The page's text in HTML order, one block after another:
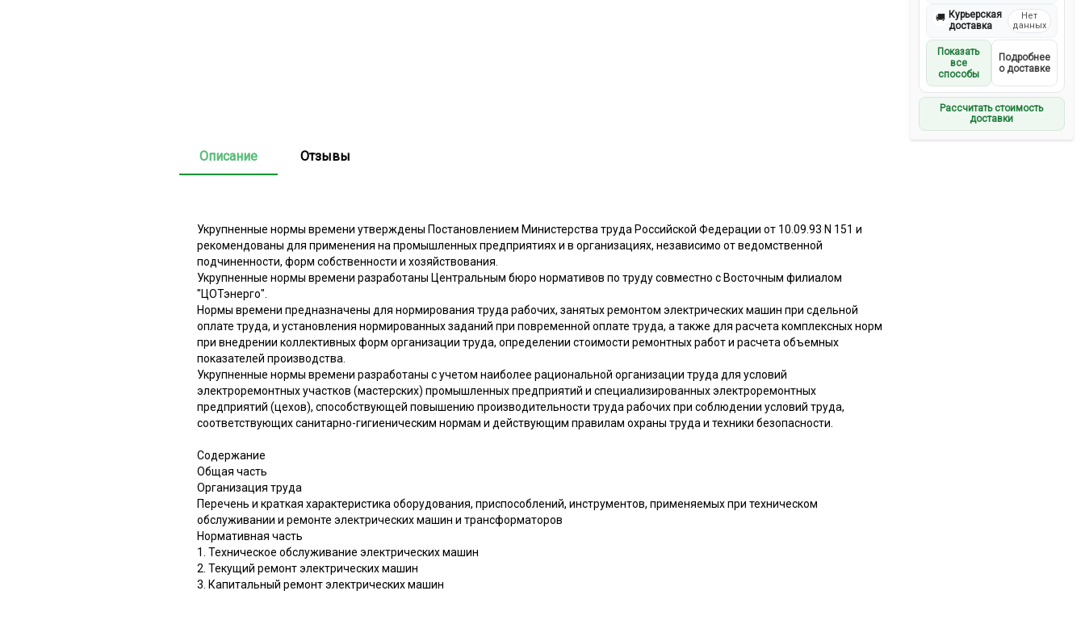
🚚 Курьерская
доставка
Нет
данных
Показать
все
способы
Подробнее
о доставке
Рассчитать стоимость
доставки
Описание Отзывы
Укрупненные нормы времени утверждены Постановлением Министерства труда Российской Федерации от 10.09.93 N 151 и
рекомендованы для применения на промышленных предприятиях и в организациях, независимо от ведомственной
подчиненности, форм собственности и хозяйствования.
Укрупненные нормы времени разработаны Центральным бюро нормативов по труду совместно с Восточным филиалом
"ЦОТэнерго".
Нормы времени предназначены для нормирования труда рабочих, занятых ремонтом электрических машин при сдельной
оплате труда, и установления нормированных заданий при повременной оплате труда, а также для расчета комплексных норм
при внедрении коллективных форм организации труда, определении стоимости ремонтных работ и расчета объемных
показателей производства.
Укрупненные нормы времени разработаны с учетом наиболее рациональной организации труда для условий
электроремонтных участков (мастерских) промышленных предприятий и специализированных электроремонтных
предприятий (цехов), способствующей повышению производительности труда рабочих при соблюдении условий труда,
соответствующих санитарно-гигиеническим нормам и действующим правилам охраны труда и техники безопасности.
Содержание
Общая часть
Организация труда
Перечень и краткая характеристика оборудования, приспособлений, инструментов, применяемых при техническом
обслуживании и ремонте электрических машин и трансформаторов
Нормативная часть
1. Техническое обслуживание электрических машин
2. Текущий ремонт электрических машин
3. Капитальный ремонт электрических машин